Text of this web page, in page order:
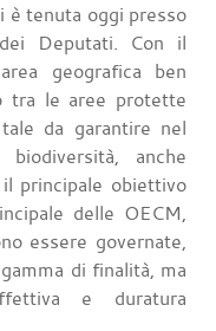
tenuta oggi presso
Deputati. Con il
geografica ben
tra le aree protette
da garantire nel
anche
principale obiettivo
delle OECM,
essere governate,
di finalità, ma
e duratura